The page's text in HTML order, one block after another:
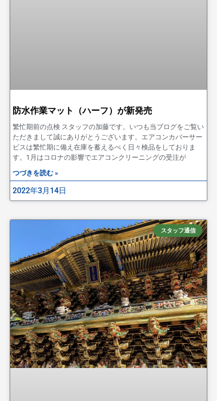
防水作業マット（ハーフ）が新発売
繁忙期前の点検 スタッフの加藤です。いつも当ブログをご覧い
ただきまして誠にありがとうございます。エアコンカバーサー
ビスは繁忙期に備え在庫を蓄えるべく日々検品をしておりま
す。1月はコロナの影響でエアコンクリーニングの受注が
つづきを読む »
2022年3月14日
スタッフ通信